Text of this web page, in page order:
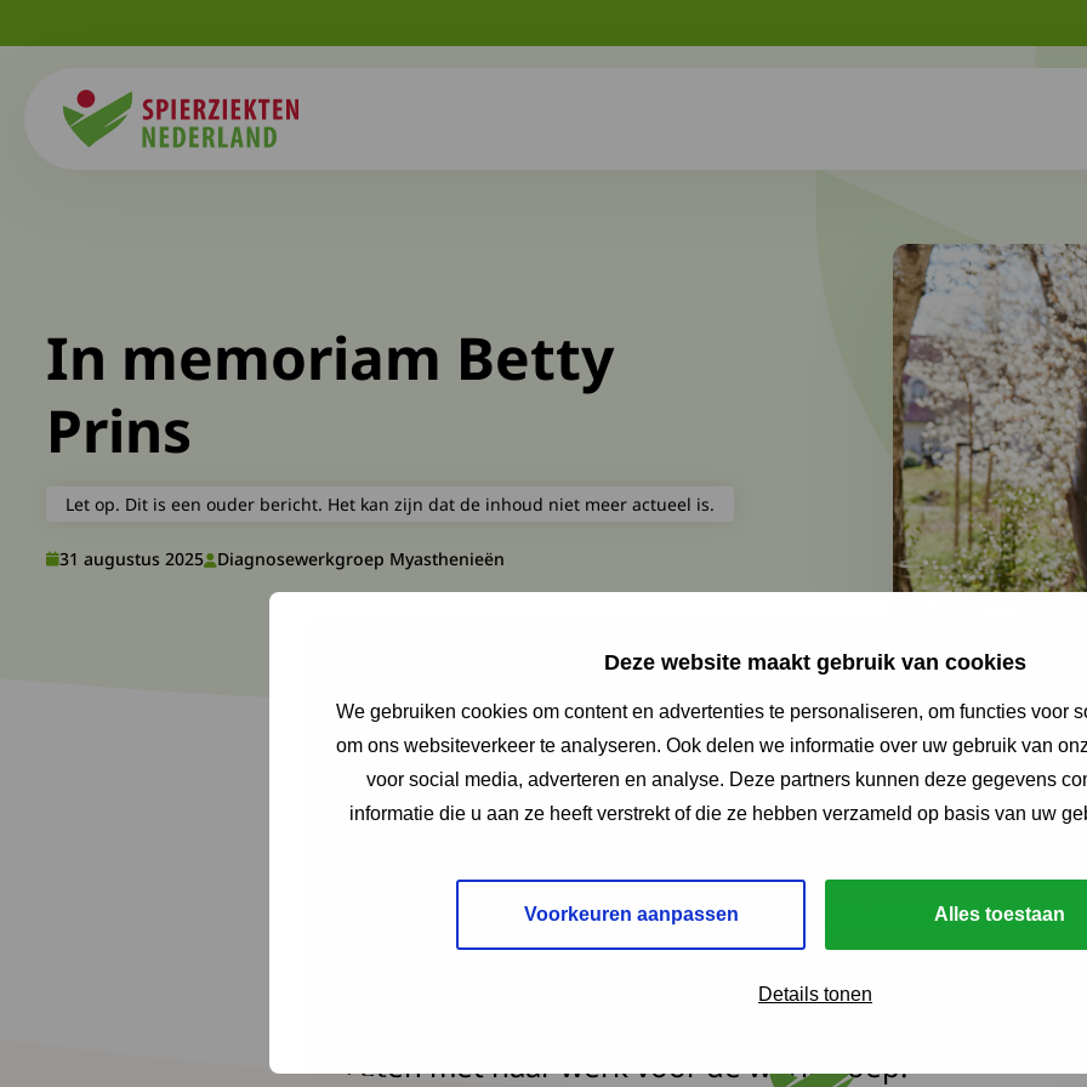
Deze website maakt gebruik van cookies
We gebruiken cookies om content en advertenties te personaliseren, om functies voor
om ons websiteverkeer te analyseren. Ook delen we informatie over uw gebruik van
voor social media, adverteren en analyse. Deze partners kunnen deze gegevens
informatie die u aan ze heeft verstrekt of die ze hebben verzameld op basis van uw
Voorkeuren aanpassen Alles toestaan
Details tonen
In memoriam Betty
Prins
Let op. Dit is een ouder bericht. Het kan zijn dat de inhoud niet meer actueel is.
31 augustus 2025 Diagnosewerkgroep Myasthenieën
Als werkgroep Myasthenieën zijn we geschokt door het
overlijden van onze voorzitter, Betty Prins. Ze kwakkelde
met haar gezondheid, maar dat heeft haar nooit
gezeten met haar werk voor de werkgroep.